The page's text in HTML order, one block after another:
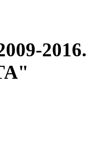
2016.